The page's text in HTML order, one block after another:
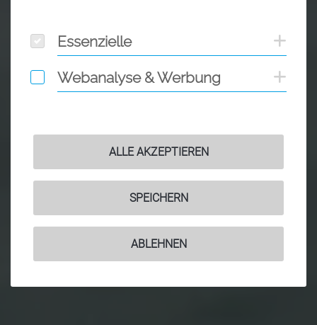
Essenzielle
Essenzielle
Webanalyse & Werbung
Webanalyse & Werbung
ALLE AKZEPTIEREN
SPEICHERN
ABLEHNEN